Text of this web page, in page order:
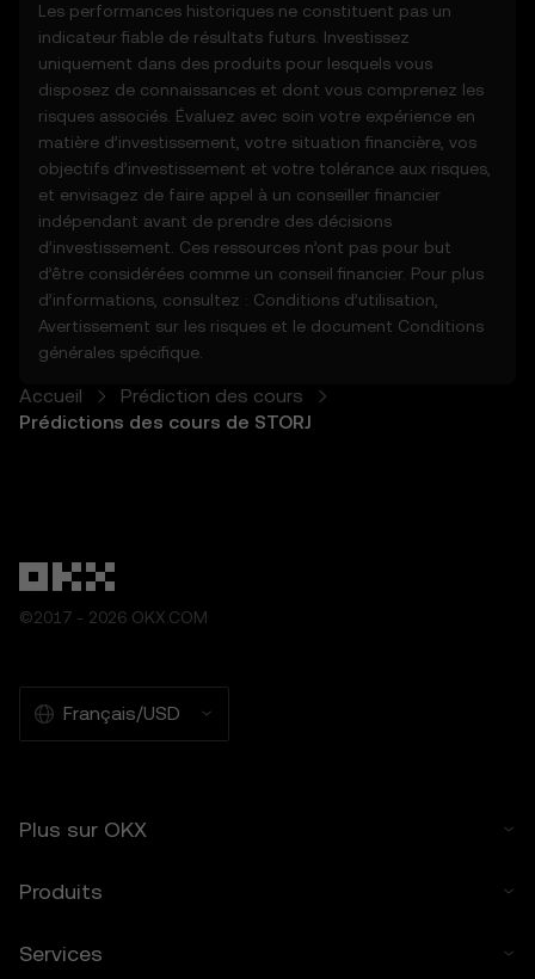
Les performances historiques ne constituent pas un
indicateur fiable de résultats futurs. Investissez
uniquement dans des produits pour lesquels vous
disposez de connaissances et dont vous comprenez les
risques associés. Évaluez avec soin votre expérience en
matière d’investissement, votre situation financière, vos
objectifs d’investissement et votre tolérance aux risques,
et envisagez de faire appel à un conseiller financier
indépendant avant de prendre des décisions
d’investissement. Ces ressources n’ont pas pour but
d’être considérées comme un conseil financier. Pour plus
d’informations, consultez : Conditions d’utilisation
Avertissement sur les risques et le document Conditions
générales spécifique.
Accueil
Prédiction des cours
Prédictions des cours de STORJ
©2017 - 2026 OKX.COM
Français/USD
Plus sur OKX
Produits
Services
4.1 Vous vous engagez à :
- Respecter l'ensemble des conditions et
des mises à jour.
- Vous abstenir de copier ou d'exploiter les
fonctions de prédiction des cours sans
accord écrit préalable.
- Faire preuve de diligence raisonnable et
rester informé de toutes les annonces
d'OKX ou de l'activité du marché.
5. Avis de non-responsabilité et
exclusions
5.1 Les fonctions de prédiction des cours et
le contenu fourni :
- Ne sont pas garantis comme étant exacts
ou complets.
fonctions de prédiction des cours pour
prendre des décisions en matière
d'investissement ou de produits. OKX
prévision des cours.
5.3 Dans la mesure permise par la loi, OKX
n'est pas responsable des erreurs,
fonctions de prévision des cours.
6.1 Les actifs crypto comportent un risque